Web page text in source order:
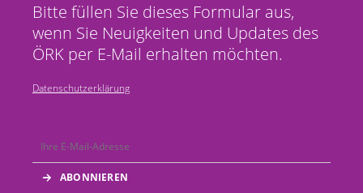
Bitte füllen Sie dieses Formular aus,
wenn Sie Neuigkeiten und Updates des
ÖRK per E-Mail erhalten möchten.
Datenschutzerklärung